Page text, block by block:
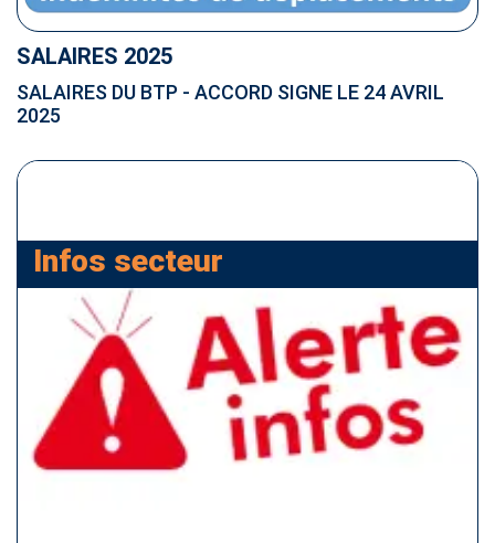
SALAIRES 2025
SALAIRES DU BTP - ACCORD SIGNE LE 24 AVRIL
2025
Infos secteur